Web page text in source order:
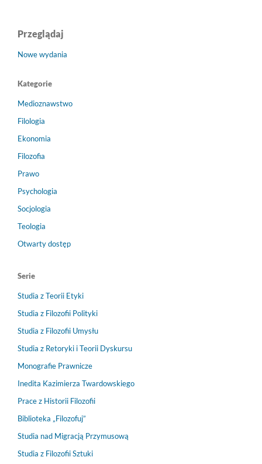
Przeglądaj
Nowe wydania
Kategorie
Medioznawstwo
Filologia
Ekonomia
Filozofia
Prawo
Psychologia
Socjologia
Teologia
Otwarty dostęp
Serie
Studia z Teorii Etyki
Studia z Filozofii Polityki
Studia z Filozofii Umysłu
Studia z Retoryki i Teorii Dyskursu
Monografie Prawnicze
Inedita Kazimierza Twardowskiego
Prace z Historii Filozofii
Biblioteka „Filozofuj”
Studia nad Migracją Przymusową
Studia z Filozofii Sztuki